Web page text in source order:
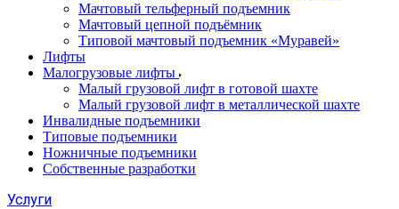
Мачтовый тельферный подъемник
Мачтовый цепной подъёмник
Типовой мачтовый подъемник «Муравей»
Лифты
Малогрузовые лифты
Малый грузовой лифт в готовой шахте
Малый грузовой лифт в металлической шахте
Инвалидные подъемники
Типовые подъемники
Ножничные подъемники
Собственные разработки
Услуги